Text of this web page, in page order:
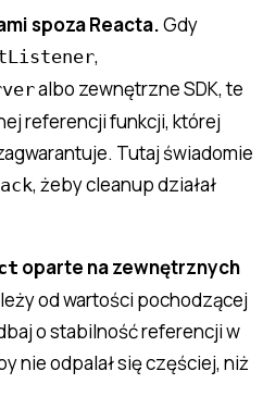
spoza Reacta.Gdy
,
albo zewnętrzne SDK, te
referencji funkcji, której
Tutaj świadomie
, żeby cleanup działał
oparte na zewnętrznych
od wartości pochodzącej
o stabilność referencji w
nie odpalał się częściej, niż